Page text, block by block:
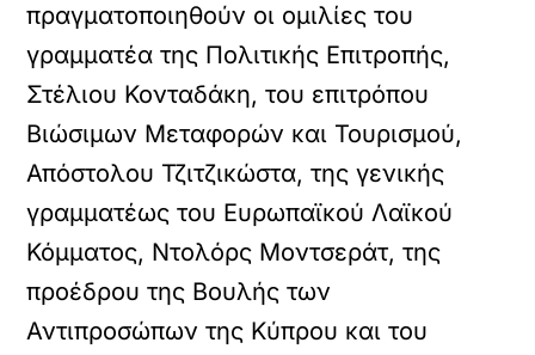
πραγματοποιηθούν οι ομιλίες του
γραμματέα της Πολιτικής Επιτροπής,
Στέλιου Κονταδάκη, του επιτρόπου
Βιώσιμων Μεταφορών και Τουρισμού,
Απόστολου Τζιτζικώστα, της γενικής
γραμματέως του Ευρωπαϊκού Λαϊκού
Κόμματος, Ντολόρς Μοντσεράτ, της
προέδρου της Βουλής των
Αντιπροσώπων της Κύπρου και του